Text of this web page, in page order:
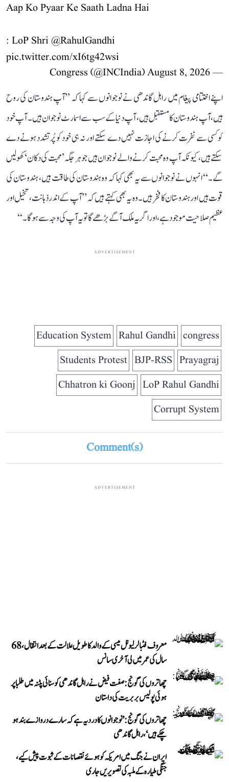
Aap Ko Pyaar Ke Saath Ladna Hai
: LoP Shri @RahulGandhi
pic.twitter.com/xI6tg42wsi
— Congress (@INCIndia)
August 8, 2026
اپنے اختتامی پیغام میں راہل گاندھی نے نوجوانوں سے کہا کہ ’’آپ ہندوستان کی روح
ہیں، آپ ہندوستان کا مستقبل ہیں، آپ دنیا کے سب سے اسمارٹ نوجوان ہیں۔ آپ خود
کو کسی سے نفرت کرنے کی اجازت نہیں دے سکتے اور نہ ہی خود کو پُرتشدد ہونے دے
سکتے ہیں، کیونکہ آپ وہ محبت کرنے والے نوجوان ہیں جو ہر جگہ ’محبت کی دکان‘ کھولیں
گے۔‘‘ انہوں نے نوجوانوں سے یہ بھی کہا کہ وہ ہندوستان کی طاقت ہیں، ہندوستان کی
قوت ہیں اور ہندوستان کا فخر ہیں۔ وہ یہ بھی کہتے ہیں کہ ’’آپ کے اندر ذہانت، تخیل اور
عظیم صلاحیت موجود ہے، اور اگر یہ ملک آگے بڑھے گا تو یہ آپ کی وجہ سے ہوگا۔‘‘
ADVERTISEMENT
congress
Rahul Gandhi
Education System
Prayagraj
BJP-RSS
Students Protest
LoP Rahul Gandhi
Chhatron ki Goonj
Corrupt System
Comment(s)
ADVERTISEMENT
معروف فٹبالر لیونل میسی کے والد کا طویل علالت کے بعد انتقال، 68
سال کی عمر میں لی آخری سانس
چھاتروں کی گونج: صفت فیض نے راہل گاندھی کو سنائی پٹنہ میں طلبا پر
ہوئی پولیس بربریت کی داستان
چھاتروں کی گونج: ’نوجوانوں کا درد یہ ہے کہ سارے دروازے بند ہو
چکے ہیں‘، راہل گاندھی
ایران نے جنگ میں امریکہ کو ہوئے نقصانات کے ثبوت پیش کیے،
جنگی طیارہ کے ملبہ کی تصویریں جاری